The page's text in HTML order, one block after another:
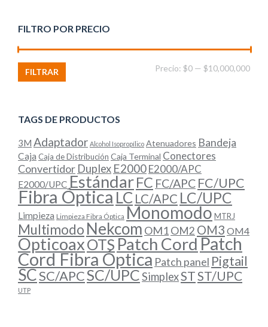
FILTRO POR PRECIO
FILTRAR Precio: $0 — $10,000,000
TAGS DE PRODUCTOS
3M Adaptador Alcohol Isopropílico Atenuadores Bandeja
Caja Caja de Distribución Caja Terminal Conectores
Convertidor Duplex E2000E2000/APC
E2000/UPC EstándarFC FC/APC FC/UPC
Fibra ÓpticaLC LC/APC LC/UPC
Limpieza Limpieza Fibra Óptica MonomodoMTRJ
Multimodo Nekcom OM1OM2 OM3 OM4
OpticoaxOTSPatch CordPatch
Cord Fibra Óptica Patch panel Pigtail
SCSC/APCSC/UPCSimplexSTST/UPC
UTP